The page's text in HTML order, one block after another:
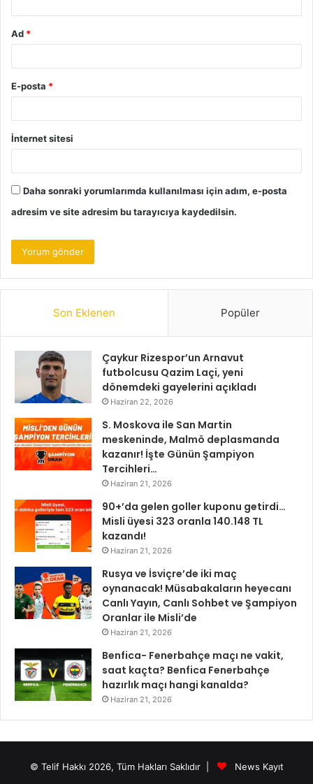
Ad *
E-posta *
İnternet sitesi
Daha sonraki yorumlarımda kullanılması için adım, e-posta
adresim ve site adresim bu tarayıcıya kaydedilsin.
Son Eklenen Popüler
Çaykur Rizespor’un Arnavut
futbolcusu Qazim Laçi, yeni
dönemdeki gayelerini açıkladı
Haziran 22, 2026
S. Moskova ile San Martin
meskeninde, Malmö deplasmanda
kazanır! İşte Günün Şampiyon
Tercihleri…
Haziran 21, 2026
90+’da gelen goller kuponu getirdi…
Misli üyesi 323 oranla 140.148 TL
kazandı!
Haziran 21, 2026
Rusya ve İsviçre’de iki maç
oynanacak! Müsabakaların heyecanı
Canlı Yayın, Canlı Sohbet ve Şampiyon
Oranlar ile Misli’de
Haziran 21, 2026
Benfica- Fenerbahçe maçı ne vakit,
saat kaçta? Benfica Fenerbahçe
hazırlık maçı hangi kanalda?
Haziran 21, 2026
© Telif Hakkı 2026, Tüm Hakları Saklıdır |
News Kayıt